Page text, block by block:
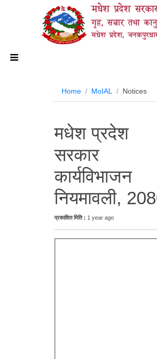
मधेश प्रदेश
गृह, सञ्चार तथा
मधेश प्रदेश,
Home MoIAL Notices
मधेश प्रदेश
सरकार
कार्यविभाजन
नियमावली,
प्रकाशित मिति : 1 year ago